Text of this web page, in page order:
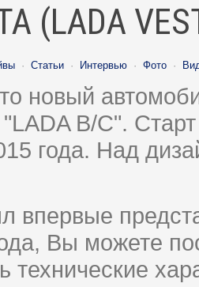
(LADA
· Статьи · Интервью · Фото ·
новый
B/C".
года. Над
впервые
Вы можете
технические